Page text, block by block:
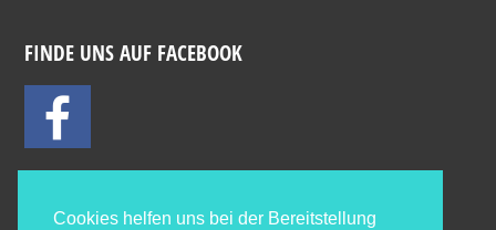
Cookies helfen uns bei der Bereitstellung
FINDE UNS AUF FACEBOOK